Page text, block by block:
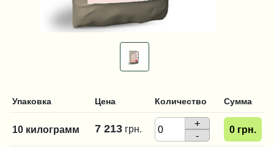
Упаковка Цена Количество Сумма
10 килограмм 7 213 грн.
+
-
0 грн.